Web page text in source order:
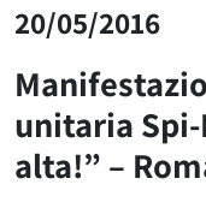
20/05/2016
unitaria
alta!” –